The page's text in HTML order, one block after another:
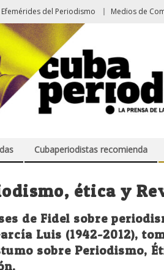
Efemérides del Periodismo Medios de
Cubaperiodistas recomienda
ética y
de Fidel sobre
Luis (1942-2012),
sobre Periodismo,